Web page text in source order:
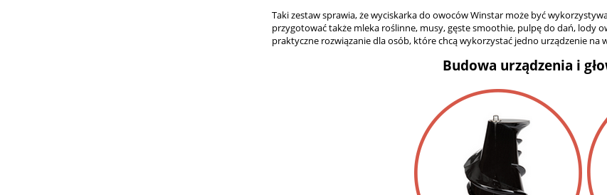
Taki zestaw sprawia, że wyciskarka do owoców Winstar może być
przygotować także mleka roślinne, musy, gęste smoothie, pulpę do dań, lody
praktyczne rozwiązanie dla osób, które chcą wykorzystać jedno urządzenie na
Budowa urządzenia i